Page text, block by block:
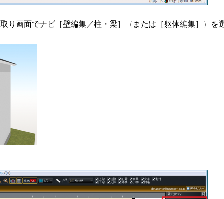
り画面でナビ［壁編集／柱・梁］（または［躯体編集］）を